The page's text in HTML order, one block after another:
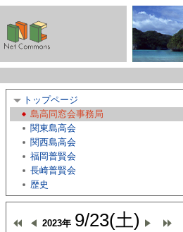
トップページ
島高同窓会事務局
関東島高会
関西島高会
福岡普賢会
長崎普賢会
歴史
2023年 9/23(土)